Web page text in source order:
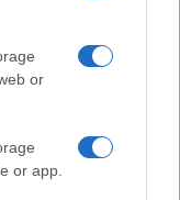
or
or app.